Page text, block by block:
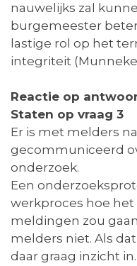
nauwelijks zal
burgemeester
lastige rol op het
integriteit
Reactie op
Staten op vraag 3
Er is met melders
gecommuniceerd
onderzoek.
Een
werkproces hoe
meldingen zou
melders niet. Als
daar graag inzicht in.